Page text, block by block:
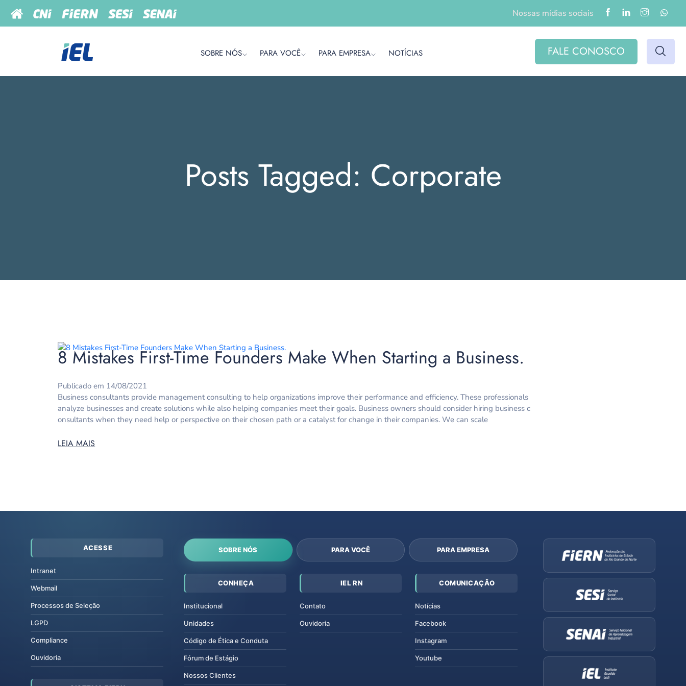
Nossas mídias sociais
SOBRE NÓS PARA VOCÊ PARA EMPRESA NOTÍCIAS FALE CONOSCO
Posts Tagged: Corporate
8 Mistakes First-Time Founders Make When Starting a Business.
Publicado em 14/08/2021
Business consultants provide management consulting to help organizations improve their performance and efficiency. These professionals
analyze businesses and create solutions while also helping companies meet their goals. Business owners should consider hiring business c
onsultants when they need help or perspective on their chosen path or a catalyst for change in their companies. We can scale
LEIA MAIS
ACESSE
Intranet
Webmail
Processos de Seleção
LGPD
Compliance
Ouvidoria
SOBRE NÓS PARA VOCÊ PARA EMPRESA
CONHEÇA
Institucional
Unidades
Código de Ética e Conduta
Fórum de Estágio
Nossos Clientes
IEL RN
Contato
Ouvidoria
COMUNICAÇÃO
Notícias
Facebook
Instagram
Youtube